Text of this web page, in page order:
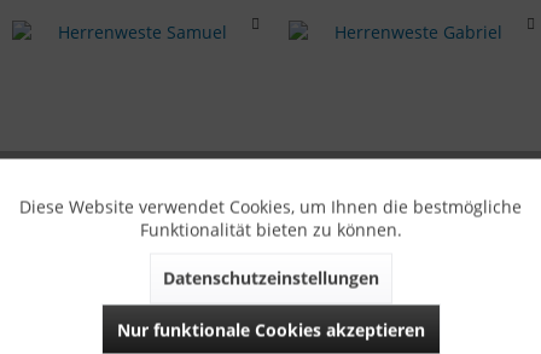
Herrenweste
Samuel
369,00 €
Herrenweste
Gabriel
359,00 €
Diese Website verwendet Cookies, um Ihnen die bestmögliche
Funktionalität bieten zu können.
Datenschutzeinstellungen
Nur funktionale Cookies akzeptieren